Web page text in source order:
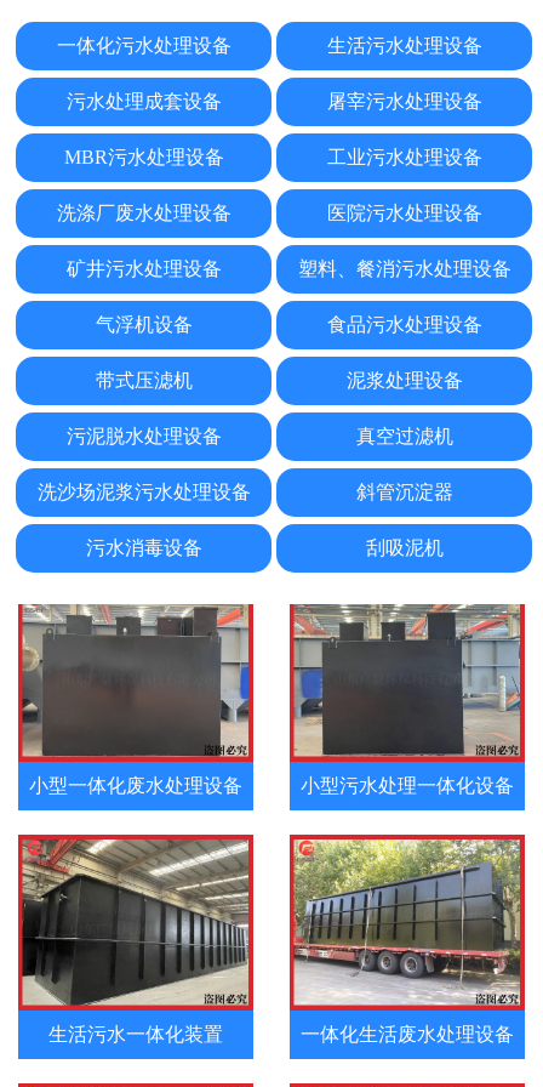
一体化污水处理设备 生活污水处理设备
污水处理成套设备 屠宰污水处理设备
MBR污水处理设备 工业污水处理设备
洗涤厂废水处理设备 医院污水处理设备
矿井污水处理设备 塑料、餐消污水处理设备
气浮机设备 食品污水处理设备
带式压滤机 泥浆处理设备
污泥脱水处理设备 真空过滤机
洗沙场泥浆污水处理设备 斜管沉淀器
污水消毒设备 刮吸泥机
一体化污水处理器设备 一体化生活污水处理设备
污水处理一体机 污水一体化处理设备
小型一体化废水处理设备 小型污水处理一体化设备
生活污水一体化装置 一体化生活废水处理设备